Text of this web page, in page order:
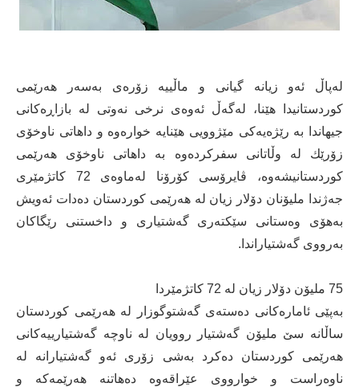
لەپاڵ ئەو زیانە گیانی و ماڵییە زۆرەی بەسەر هەرێمی
كوردستانیدا هێنا، لەگەڵ ئەوەی نرخی نەوتی لە بازاڕەكانی
جیهاندا بە رێژەیەكی مێژوویی هێنایە خوارەوە و داهاتی ناوخۆی
زۆرێك لە وڵاتانی سفركردەوە بە داهاتی ناوخۆی هەرێمی
كوردستانیشەوە، ڤایرۆسی كۆرۆنا لەماوەی 72 كاتژمێری
جەژندا ملیۆنان دۆلار زیان لە هەرێمی كوردستان دەدات ئەویش
بەهۆی وەستانی سێكتەری گەشتیاری و داخستنی رێگاكان
بەرووی گەشتیاراندا.
75 ملیۆن دۆلار زیان لە 72 كاتژمێردا
بەپێی ئامارەكانی دەستەی گەشتوگوزار لە هەرێمی كوردستان
ساڵانە سێ‌ ملیۆن گەشتیار روویان لە ناوچە گەشتیارییەكانی
هەرێمی كوردستان دەكرد بەشی زۆری ئەو گەشتیارانە لە
ناوەراست و خوارووی عێراقەوە دەهاتنە هەرێمەكە و